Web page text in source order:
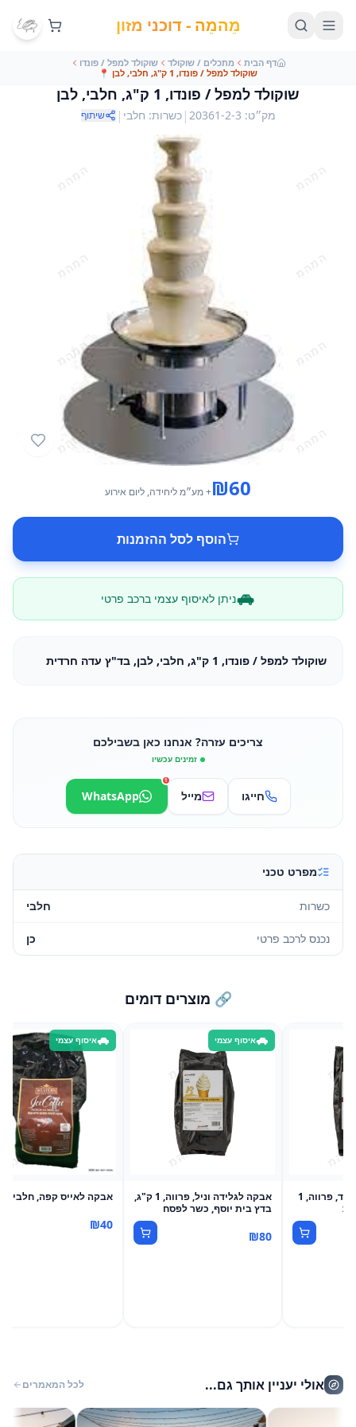
מֵהמֵה - דוכני מזון
דף הבית מתכלים / שוקולד
שוקולד למפל / פונדו
שוקולד למפל / פונדו, 1 ק"ג, חלבי, לבן
📍
שוקולד למפל / פונדו, 1 ק"ג, חלבי, לבן
מק״ט:
20361-2-3
|כשרות: חלבי | שיתוף
₪60 + מע״מליחידה, ליום אירוע
הוסף לסל ההזמנות
ניתן לאיסוף עצמי ברכב פרטי
שוקולד למפל / פונדו, 1 ק"ג, חלבי, לבן, בד"ץ עדה חרדית
צריכים עזרה? אנחנו כאן בשבילכם
זמינים עכשיו
חייגו מייל WhatsApp
1
מפרט טכני
כשרות חלבי
נכנס לרכב פרטי כן
🔗 מוצרים דומים
אבקה לגלידה שוקולד, פרווה, 1
איסוף עצמי
אבקה לגלידה וניל, פרווה, 1 ק"ג,
בדץ בית יוסף, כשר לפסח
₪80
איסוף עצמי
אבקה לאייס קפה, חלבי, 1 ק"ג
₪40
אולי יעניין אותך גם... לכל המאמרים